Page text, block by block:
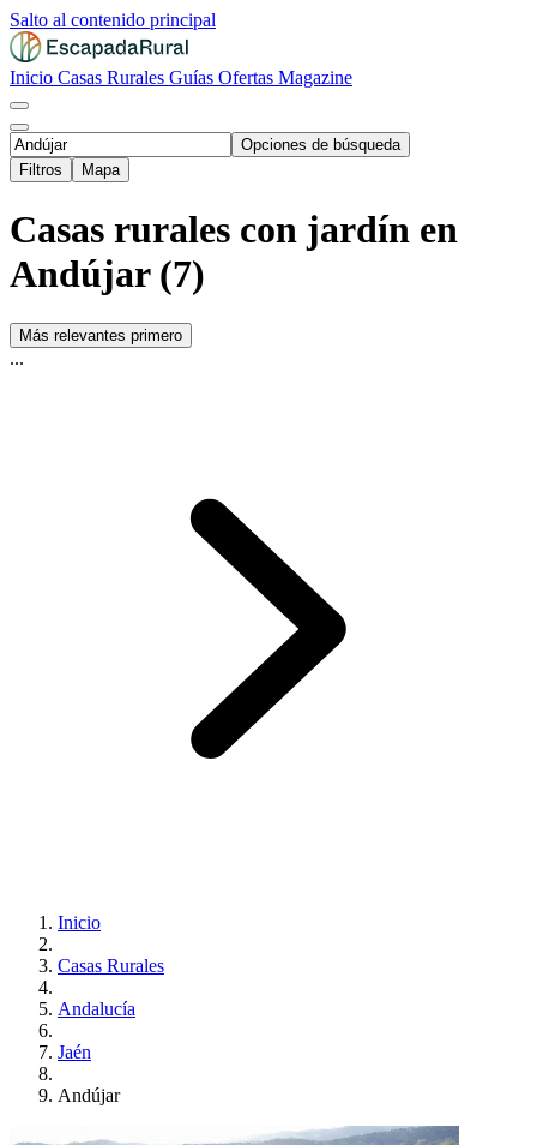
Salto al contenido principal
Inicio Casas Rurales Guías Ofertas Magazine
Opciones de búsqueda
Filtros
Mapa
Casas rurales con jardín en
Andújar (7)
Más relevantes primero
...
Inicio
Casas Rurales
Andalucía
Jaén
Andújar